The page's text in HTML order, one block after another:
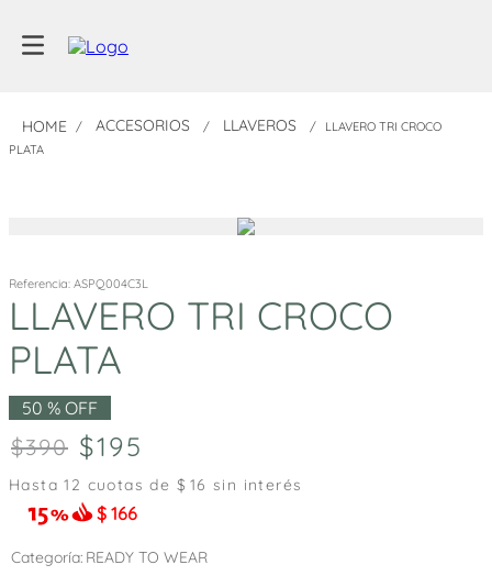
ACCESORIOS LLAVEROS
LLAVERO TRI CROCO
PLATA
Referencia: ASPQ004C3L
LLAVERO TRI CROCO
PLATA
50 % OFF
390 195
Hasta12 cuotas de $ 16 sin interés
$166
Categoría READY TO WEAR